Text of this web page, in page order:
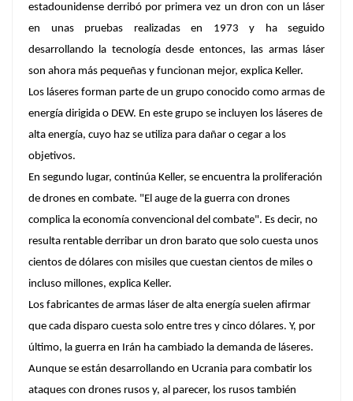
estadounidense derribó por primera vez un dron con un láser
en unas pruebas realizadas en 1973 y ha seguido
desarrollando la tecnología desde entonces, las armas láser
son ahora más pequeñas y funcionan mejor, explica Keller.
Los láseres forman parte de un grupo conocido como armas de
energía dirigida o DEW. En este grupo se incluyen los láseres de
alta energía, cuyo haz se utiliza para dañar o cegar a los
objetivos.
En segundo lugar, continúa Keller, se encuentra la proliferación
de drones en combate. "El auge de la guerra con drones
complica la economía convencional del combate". Es decir, no
resulta rentable derribar un dron barato que solo cuesta unos
cientos de dólares con misiles que cuestan cientos de miles o
incluso millones, explica Keller.
Los fabricantes de armas láser de alta energía suelen afirmar
que cada disparo cuesta solo entre tres y cinco dólares. Y, por
último, la guerra en Irán ha cambiado la demanda de láseres.
Aunque se están desarrollando en Ucrania para combatir los
ataques con drones rusos y, al parecer, los rusos también